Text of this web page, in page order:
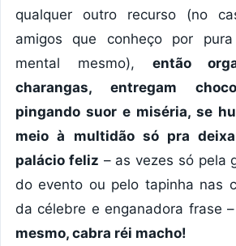
qualquer outro recurso (no
amigos que conheço por pura
mental mesmo), então
charangas, entregam
pingando suor e miséria, se
meio à multidão só pra
palácio feliz – as vezes só pela
do evento ou pelo tapinha nas
da célebre e enganadora frase
mesmo, cabra réi macho!